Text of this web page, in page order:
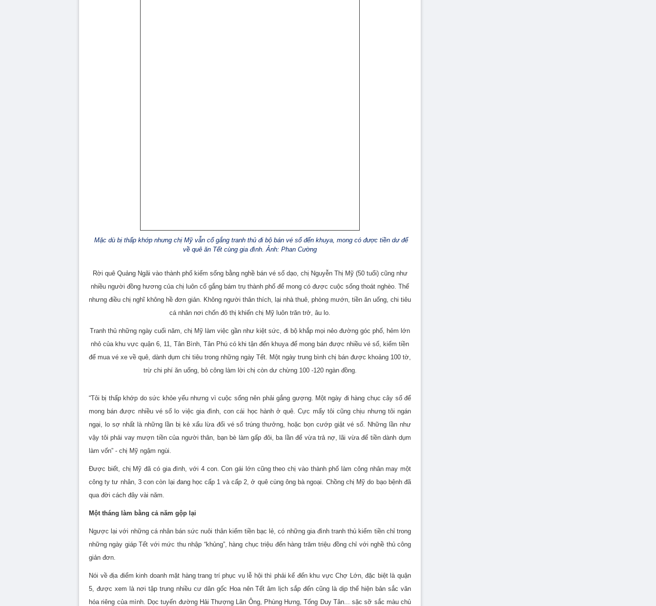
Mặc dù bị thấp khớp nhưng chị Mỹ vẫn cố gắng tranh thủ đi bộ bán vé số đến khuya, mong có được tiền dư để
về quê ăn Tết cùng gia đình. Ảnh: Phan Cường
Rời quê Quảng Ngãi vào thành phố kiếm sống bằng nghề bán vé số dạo, chị Nguyễn Thị Mỹ (50 tuổi) cũng như
nhiều người đồng hương của chị luôn cố gắng bám trụ thành phố để mong có được cuộc sống thoát nghèo. Thế
nhưng điều chị nghĩ không hề đơn giản. Không người thân thích, lại nhà thuê, phòng mướn, tiền ăn uống, chi tiêu
cá nhân nơi chốn đô thị khiến chị Mỹ luôn trăn trở, âu lo.
Tranh thủ những ngày cuối năm, chị Mỹ làm việc gần như kiệt sức, đi bộ khắp mọi nẻo đường góc phố, hẻm lớn
nhỏ của khu vực quận 6, 11, Tân Bình, Tân Phú có khi tận đến khuya để mong bán được nhiều vé số, kiếm tiền
để mua vé xe về quê, dành dụm chi tiêu trong những ngày Tết. Một ngày trung bình chị bán được khoảng 100 tờ,
trừ chi phí ăn uống, bỏ công làm lời chị còn dư chừng 100 -120 ngàn đồng.
“Tôi bị thấp khớp do sức khỏe yếu nhưng vì cuộc sống nên phải gắng gượng. Một ngày đi hàng chục cây số để
mong bán được nhiều vé số lo việc gia đình, con cái học hành ở quê. Cực mấy tôi cũng chịu nhưng tôi ngán
ngại, lo sợ nhất là những lần bị kẻ xấu lừa đổi vé số trúng thưởng, hoặc bọn cướp giật vé số. Những lần như
vậy tôi phải vay mượn tiền của người thân, bạn bè làm gấp đôi, ba lần để vừa trả nợ, lãi vừa để tiền dành dụm
làm vốn” - chị Mỹ ngậm ngùi.
Được biết, chị Mỹ đã có gia đình, với 4 con. Con gái lớn cũng theo chị vào thành phố làm công nhân may một
công ty tư nhân, 3 con còn lại đang học cấp 1 và cấp 2, ở quê cùng ông bà ngoại. Chồng chị Mỹ do bạo bệnh đã
qua đời cách đây vài năm.
Một tháng làm bằng cả năm gộp lại
Ngược lại với những cá nhân bán sức nuôi thân kiếm tiền bạc lẻ, có những gia đình tranh thủ kiếm tiền chỉ trong
những ngày giáp Tết với mức thu nhập “khủng”, hàng chục triệu đến hàng trăm triệu đồng chỉ với nghề thủ công
giản đơn.
Nói về địa điểm kinh doanh mặt hàng trang trí phục vụ lễ hội thì phải kể đến khu vực Chợ Lớn, đặc biệt là quận
5, được xem là nơi tập trung nhiều cư dân gốc Hoa nên Tết âm lịch sắp đến cũng là dịp thể hiện bản sắc văn
hóa riêng của mình. Dọc tuyến đường Hải Thượng Lãn Ông, Phùng Hưng, Tống Duy Tân... sặc sỡ sắc màu chủ